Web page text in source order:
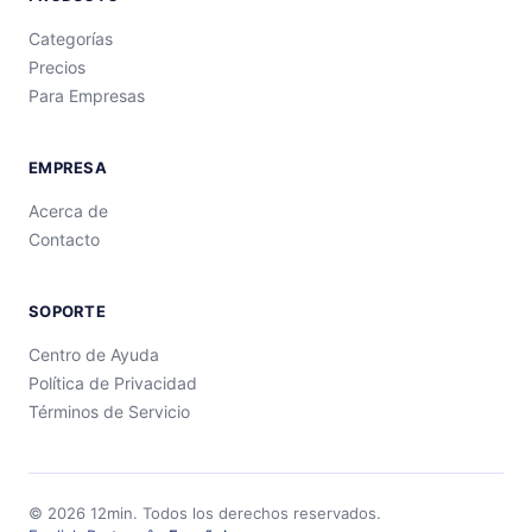
Categorías
Precios
Para Empresas
EMPRESA
Acerca de
Contacto
SOPORTE
Centro de Ayuda
Política de Privacidad
Términos de Servicio
© 2026 12min. Todos los derechos reservados.